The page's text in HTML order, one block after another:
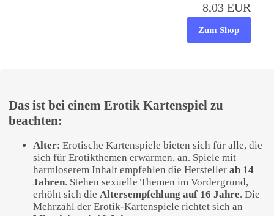
8,03 EUR
Zum Shop
Das ist bei einem Erotik Kartenspiel zu
beachten:
Alter: Erotische Kartenspiele bieten sich für alle, die
sich für Erotikthemen erwärmen, an. Spiele mit
harmloserem Inhalt empfehlen die Herstellerab 14
Jahren. Stehen sexuelle Themen im Vordergrund,
erhöht sich die Altersempfehlung auf 16 Jahre. Die
Mehrzahl der Erotik-Kartenspiele richtet sich an